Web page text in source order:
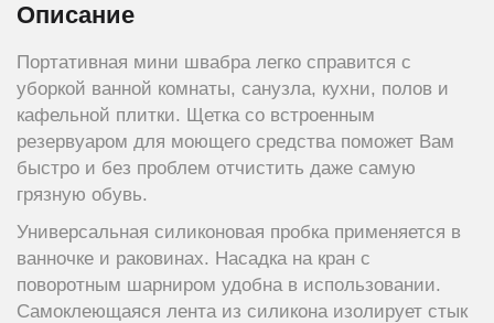
Описание
Портативная мини швабра легко справится с
уборкой ванной комнаты, санузла, кухни, полов и
кафельной плитки. Щетка со встроенным
резервуаром для моющего средства поможет Вам
быстро и без проблем отчистить даже самую
грязную обувь.
Универсальная силиконовая пробка применяется в
ванночке и раковинах. Насадка на кран с
поворотным шарниром удобна в использовании.
Самоклеющаяся лента из силикона изолирует стык